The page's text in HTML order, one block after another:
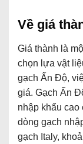
Về giá
Giá thành là
chọn lựa vật
gạch Ấn Độ,
giá. Gạch Ấn
nhập khẩu
dòng gạch
gạch Italy,